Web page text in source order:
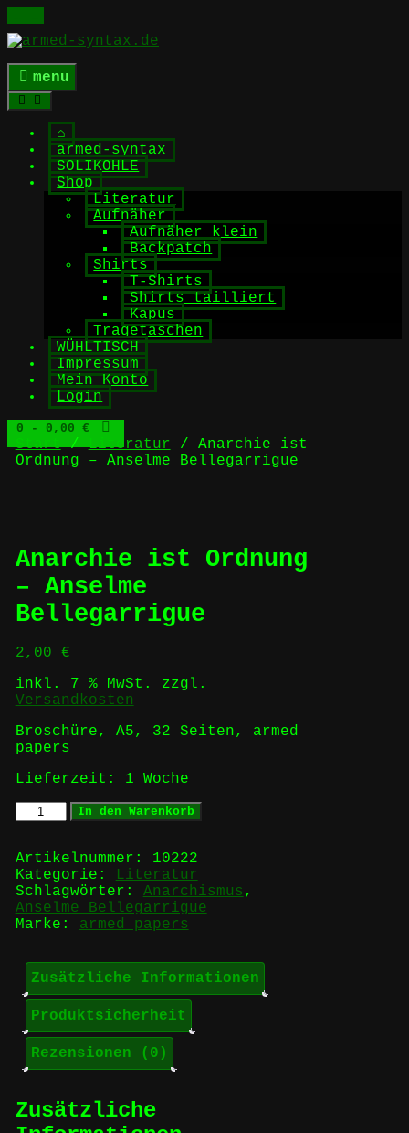
Skip
to
content
menu
⌂
armed-syntax
SOLIKOHLE
Shop
Literatur
Aufnäher
Aufnäher klein
Backpatch
Shirts
T-Shirts
Shirts tailliert
Kapus
Tragetaschen
WÜHLTISCH
Impressum
Mein Konto
Login
0 - 0,00 €
Start/Literatur / Anarchie ist
Ordnung – Anselme Bellegarrigue
Anarchie ist Ordnung
– Anselme
Bellegarrigue
2,00 €
inkl. 7 % MwSt.
zzgl.
Versandkosten
Broschüre, A5, 32 Seiten, armed
papers
Lieferzeit: 1 Woche
Anarchie
ist
-
Anselme
Bellegarrigue
Menge
In den Warenkorb
Artikelnummer: 10222
Kategorie:
Literatur
Schlagwörter: Anarchismus ,
Anselme Bellegarrigue
Marke: armed papers
Zusätzliche Informationen
Produktsicherheit
Rezensionen (0)
Zusätzliche